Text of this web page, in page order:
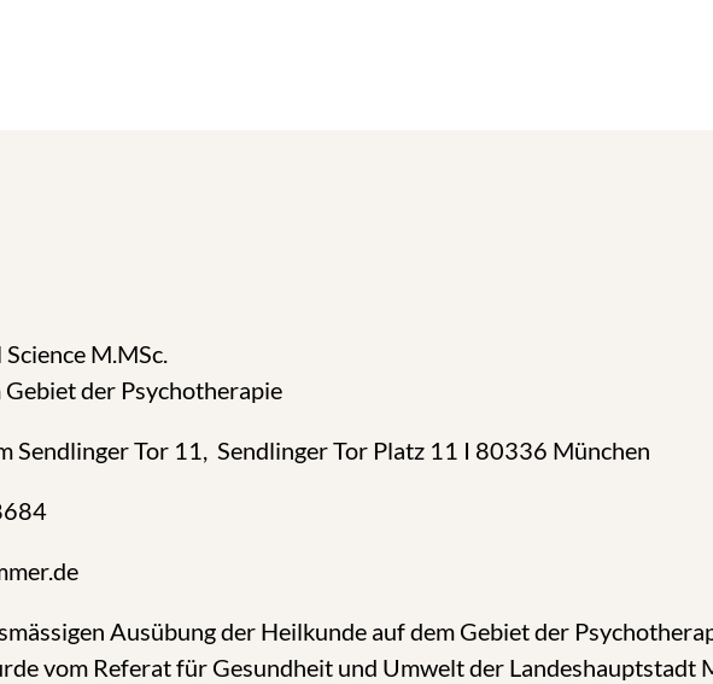
M.MSc.
der Psychotherapie
Sendlinger Tor 11, Sendlinger Tor Platz 11 I 80336 München
Ausübung der Heilkunde auf dem Gebiet der
vom Referat für Gesundheit und Umwelt der Landeshauptstadt